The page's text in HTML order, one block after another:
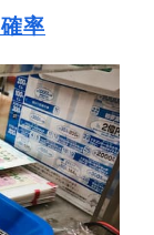
率